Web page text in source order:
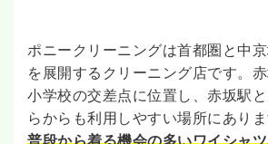
ポニークリーニングは首都圏と中
を展開するクリーニング店です。
小学校の交差点に位置し、赤坂駅
らからも利用しやすい場所にありま
普段から着る機会の多いワイシャ